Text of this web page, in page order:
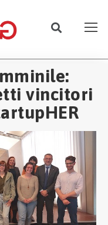
vincitori